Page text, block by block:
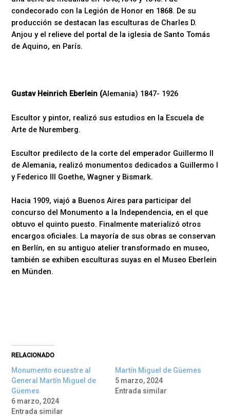
condecorado con la Legión de Honor en 1868. De su
producción se destacan las esculturas de Charles D.
Anjou y el relieve del portal de la iglesia de Santo Tomás
de Aquino, en París.
Gustav Heinrich Eberlein (Alemania) 1847- 1926
Escultor y pintor, realizó sus estudios en la Escuela de
Arte de Nuremberg.
Escultor predilecto de la corte del emperador Guillermo II
de Alemania, realizó monumentos dedicados a Guillermo I
y Federico III Goethe, Wagner y Bismark.
Hacia 1909, viajó a Buenos Aires para participar del
concurso del Monumento a la Independencia, en el que
obtuvo el quinto puesto. Finalmente materializó otros
encargos oficiales. La mayoría de sus obras se conservan
en Berlín, en su antiguo atelier transformado en museo,
también se exhiben esculturas suyas en el Museo Eberlein
en Münden.
RELACIONADO
Monumento ecuestre al
General Martín Miguel de
Güemes
6 marzo, 2024
Entrada similar
Martín Miguel de Güemes
5 marzo, 2024
Entrada similar